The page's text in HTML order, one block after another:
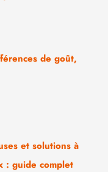
de goût,
et solutions à
: guide complet